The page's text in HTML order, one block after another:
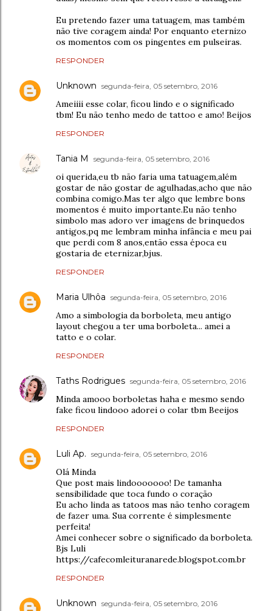
Eu pretendo fazer uma tatuagem, mas também
não tive coragem ainda! Por enquanto eternizo
os momentos com os pingentes em pulseiras.
RESPONDER
Unknown segunda-feira, 05 setembro, 2016
Ameiiii esse colar, ficou lindo e o significado
tbm! Eu não tenho medo de tattoo e amo! Beijos
RESPONDER
Tania M segunda-feira, 05 setembro, 2016
oi querida,eu tb não faria uma tatuagem,além
gostar de não gostar de agulhadas,acho que não
combina comigo.Mas ter algo que lembre bons
momentos é muito importante.Eu não tenho
simbolo mas adoro ver imagens de brinquedos
antigos,pq me lembram minha infância e meu pai
que perdi com 8 anos,então essa época eu
gostaria de eternizar,bjus.
RESPONDER
Maria Ulhôa segunda-feira, 05 setembro, 2016
Amo a simbologia da borboleta, meu antigo
layout chegou a ter uma borboleta... amei a
tatto e o colar.
RESPONDER
Taths Rodrigues segunda-feira, 05 setembro, 2016
Minda amooo borboletas haha e mesmo sendo
fake ficou lindooo adorei o colar tbm Beeijos
RESPONDER
Luli Ap. segunda-feira, 05 setembro, 2016
Olá Minda
Que post mais lindooooooo! De tamanha
sensibilidade que toca fundo o coração
Eu acho linda as tatoos mas não tenho coragem
de fazer uma. Sua corrente é simplesmente
perfeita!
Amei conhecer sobre o significado da borboleta.
Bjs Luli
https://cafecomleituranarede.blogspot.com.br
RESPONDER
Unknown segunda-feira, 05 setembro, 2016